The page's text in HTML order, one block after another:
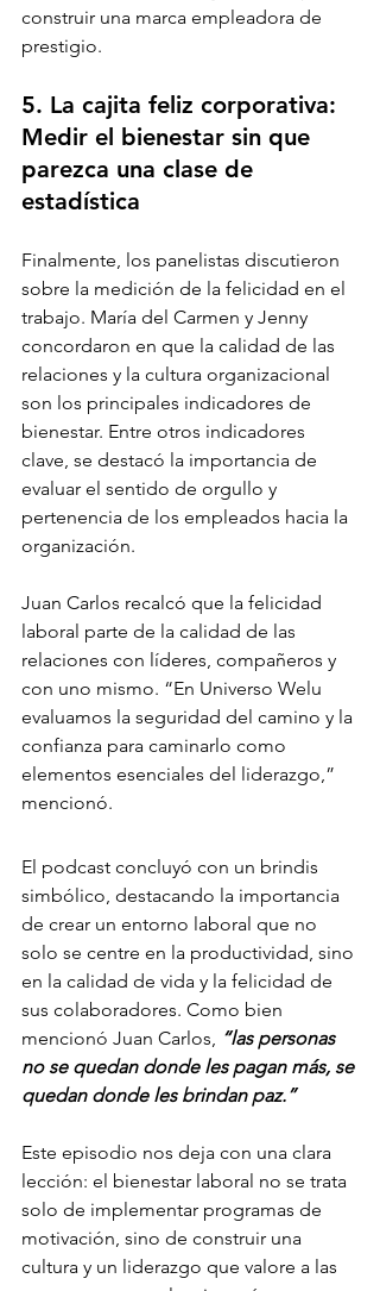
construir una marca empleadora de
prestigio.
5. La cajita feliz corporativa:
Medir el bienestar sin que
parezca una clase de
estadística
Finalmente, los panelistas discutieron
sobre la medición de la felicidad en el
trabajo. María del Carmen y Jenny
concordaron en que la calidad de las
relaciones y la cultura organizacional
son los principales indicadores de
bienestar. Entre otros indicadores
clave, se destacó la importancia de
evaluar el sentido de orgullo y
pertenencia de los empleados hacia la
organización.
Juan Carlos recalcó que la felicidad
laboral parte de la calidad de las
relaciones con líderes, compañeros y
con uno mismo. “En Universo Welu
evaluamos la seguridad del camino y la
confianza para caminarlo como
elementos esenciales del liderazgo,”
mencionó.
El podcast concluyó con un brindis
simbólico, destacando la importancia
de crear un entorno laboral que no
solo se centre en la productividad, sino
en la calidad de vida y la felicidad de
sus colaboradores. Como bien
mencionó Juan Carlos, “las personas
no se quedan donde les pagan más, se
quedan donde les brindan paz.”
Este episodio nos deja con una clara
lección: el bienestar laboral no se trata
solo de implementar programas de
motivación, sino de construir una
cultura y un liderazgo que valore a las